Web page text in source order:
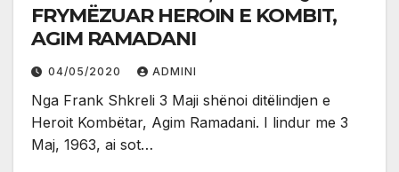
FRYMËZUAR HEROIN E KOMBIT,
AGIM RAMADANI
04/05/2020 ADMINI
Nga Frank Shkreli 3 Maji shënoi ditëlindjen e
Heroit Kombëtar, Agim Ramadani. I lindur me 3
Maj, 1963, ai sot…